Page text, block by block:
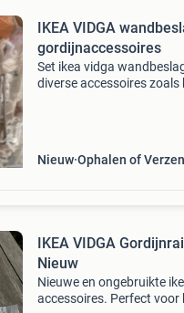
IKEA VIDGA
gordijnaccessoires
Set ikea vidga
diverse accessoires zoals
Nieuw Ophalen of
IKEA VIDGA
Nieuw
Nieuwe en ongebruikte
accessoires. Perfect voor